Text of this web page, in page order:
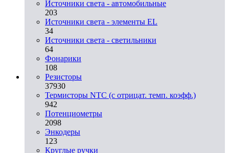
Источники света - автомобильные
203
Источники света - элементы EL
34
Источники света - светильники
64
Фонарики
108
Резисторы
37930
Термисторы NTC (с отрицат. темп. коэфф.)
942
Потенциометры
2098
Энкодеры
123
Круглые ручки